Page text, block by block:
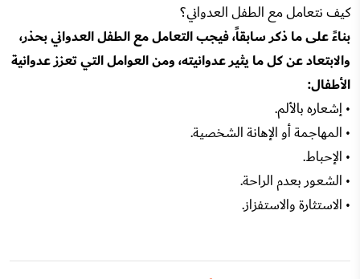
كيف نتعامل مع الطفل العدواني؟
بناءً على ما ذكر سابقاً، فيجب التعامل مع الطفل العدواني بحذر،
والابتعاد عن كل ما يثير عدوانيته، ومن العوامل التي تعزز عدوانية
الأطفال:
• إشعاره بالألم.
• المهاجمة أو الإهانة الشخصية.
• الإحباط.
• الشعور بعدم الراحة.
• الاستثارة والاستفزاز.